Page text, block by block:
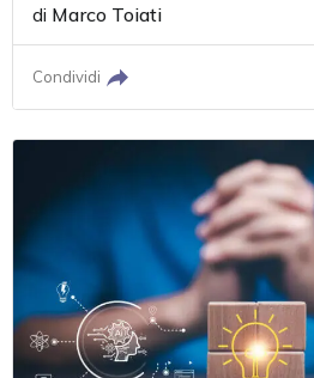
di Marco Toiati
Condividi